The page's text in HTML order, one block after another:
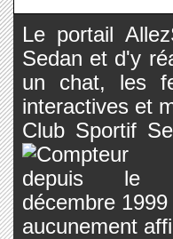
Le portail
Sedan et d'y
un chat, les
interactives et
Club Sportif
aucunement